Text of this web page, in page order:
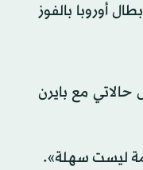
أوروبا بالفوز
بأفضل حالاتي مع بايرن
ليست سهلة».